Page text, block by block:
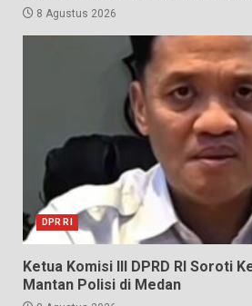
8 Agustus 2026
DPR RI
Ketua Komisi III DPRD RI Soroti
Mantan Polisi di Medan